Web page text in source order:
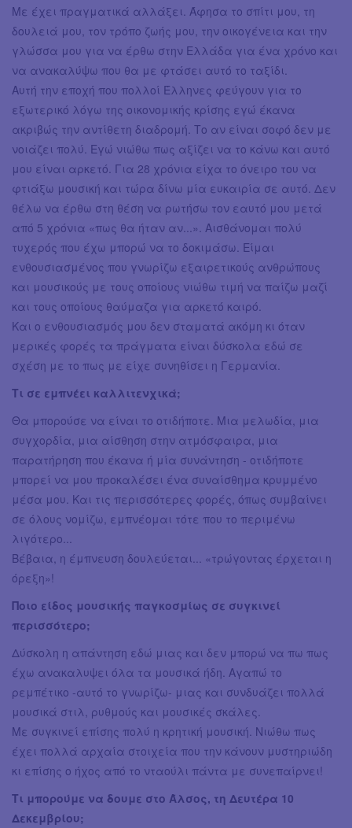
Με έχει πραγματικά αλλάξει. Άφησα το σπίτι μου, τη
δουλειά μου, τον τρόπο ζωής μου, την οικογένεια και την
γλώσσα μου για να έρθω στην Ελλάδα για ένα χρόνο και
να ανακαλύψω που θα με φτάσει αυτό το ταξίδι.
Αυτή την εποχή που πολλοί Έλληνες φεύγουν για το
εξωτερικό λόγω της οικονομικής κρίσης εγώ έκανα
ακριβώς την αντίθετη διαδρομή. Το αν είναι σοφό δεν με
νοιάζει πολύ. Εγώ νιώθω πως αξίζει να το κάνω και αυτό
μου είναι αρκετό. Για 28 χρόνια είχα το όνειρο του να
φτιάξω μουσική και τώρα δίνω μία ευκαιρία σε αυτό. Δεν
θέλω να έρθω στη θέση να ρωτήσω τον εαυτό μου μετά
από 5 χρόνια «πως θα ήταν αν...». Αισθάνομαι πολύ
τυχερός που έχω μπορώ να το δοκιμάσω. Είμαι
ενθουσιασμένος που γνωρίζω εξαιρετικούς ανθρώπους
και μουσικούς με τους οποίους νιώθω τιμή να παίζω μαζί
και τους οποίους θαύμαζα για αρκετό καιρό.
Και ο ενθουσιασμός μου δεν σταματά ακόμη κι όταν
μερικές φορές τα πράγματα είναι δύσκολα εδώ σε
σχέση με το πως με είχε συνηθίσει η Γερμανία.
Τι σε εμπνέει καλλιτενχικά;
Θα μπορούσε να είναι το οτιδήποτε. Μια μελωδία, μια
συγχορδία, μια αίσθηση στην ατμόσφαιρα, μια
παρατήρηση που έκανα ή μία συνάντηση - οτιδήποτε
μπορεί να μου προκαλέσει ένα συναίσθημα κρυμμένο
μέσα μου. Και τις περισσότερες φορές, όπως συμβαίνει
σε όλους νομίζω, εμπνέομαι τότε που το περιμένω
λιγότερο...
Βέβαια, η έμπνευση δουλεύεται... «τρώγοντας έρχεται η
όρεξη»!
Ποιο είδος μουσικής παγκοσμίως σε συγκινεί
περισσότερο;
Δύσκολη η απάντηση εδώ μιας και δεν μπορώ να πω πως
έχω ανακαλυψει όλα τα μουσικά ήδη. Αγαπώ το
ρεμπέτικο -αυτό το γνωρίζω- μιας και συνδυάζει πολλά
μουσικά στιλ, ρυθμούς και μουσικές σκάλες.
Με συγκινεί επίσης πολύ η κρητική μουσική. Νιώθω πως
έχει πολλά αρχαία στοιχεία που την κάνουν μυστηριώδη
κι επίσης ο ήχος από το νταούλι πάντα με συνεπαίρνει!
Τι μπορούμε να δουμε στο Άλσος, τη Δευτέρα 10
Δεκεμβρίου;